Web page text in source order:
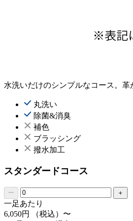
水洗いだけのシンプルなコース。
丸洗い
除菌&消臭
補色
ブラッシング
撥水加工
スタンダードコース
一足あたり
6,050円
（税込）〜